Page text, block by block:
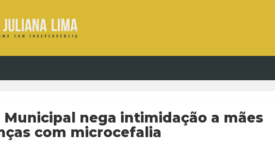
Municipal nega intimidação a mães
com microcefalia